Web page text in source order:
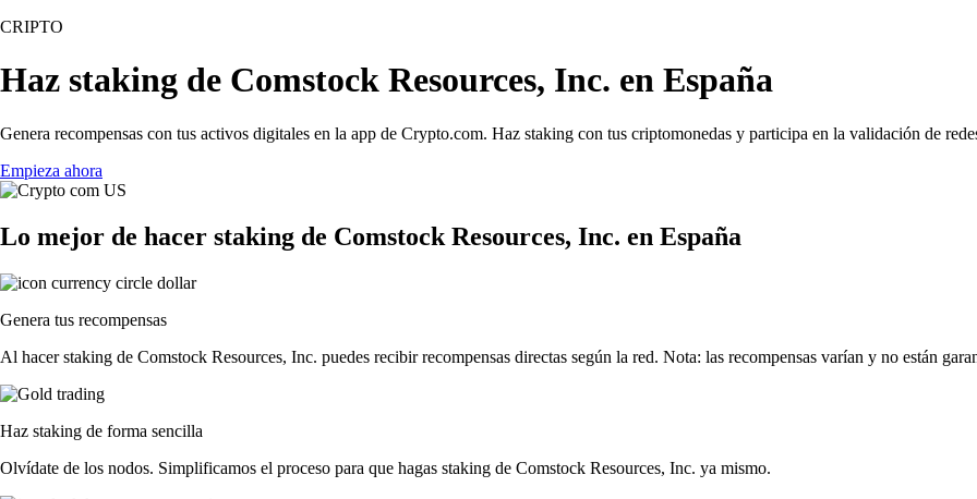
CRIPTO
Haz staking de Comstock Resources, Inc. en España
Genera recompensas con tus activos digitales en la app de Crypto.com. Haz staking con tus criptomonedas y participa en la validación de
Empieza ahora
Lo mejor de hacer staking de Comstock Resources, Inc. en España
Genera tus recompensas
Al hacer staking de Comstock Resources, Inc. puedes recibir recompensas directas según la red. Nota: las recompensas varían y no están
Haz staking de forma sencilla
Olvídate de los nodos. Simplificamos el proceso para que hagas staking de Comstock Resources, Inc. ya mismo.